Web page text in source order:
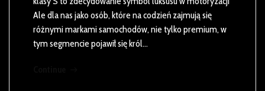
Ale dla nas jako osób, które na codzień zajmują się
różnymi markami samochodów, nie tylko premium, w
tym segmencie pojawił się król…